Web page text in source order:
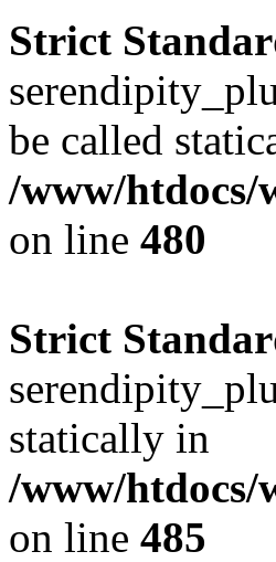
Strict
be called
/www/htdocs/
on line 480
Strict
statically in
/www/htdocs/
on line 485